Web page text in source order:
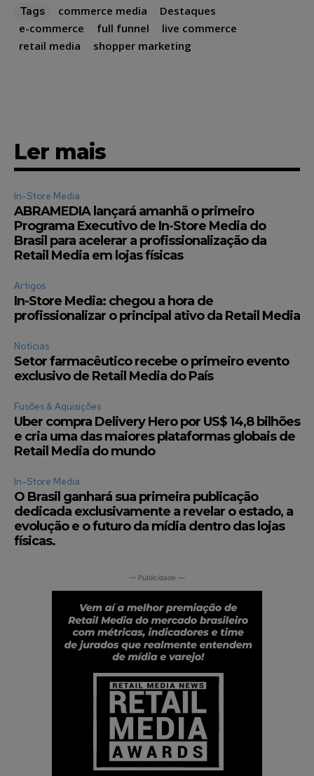
Tags commerce media
Destaques
e-commerce
full funnel
live commerce
retail media
shopper marketing
Ler mais
In-Store Media
ABRAMEDIA lançará amanhã o primeiro
Programa Executivo de In-Store Media do
Brasil para acelerar a profissionalização da
Retail Media em lojas físicas
Artigos
In-Store Media: chegou a hora de
profissionalizar o principal ativo da Retail Media
Notícias
Setor farmacêutico recebe o primeiro evento
exclusivo de Retail Media do País
Fusões & Aquisições
Uber compra Delivery Hero por US$ 14,8 bilhões
e cria uma das maiores plataformas globais de
Retail Media do mundo
In-Store Media
O Brasil ganhará sua primeira publicação
dedicada exclusivamente a revelar o estado, a
evolução e o futuro da mídia dentro das lojas
físicas.
— Publicidade —